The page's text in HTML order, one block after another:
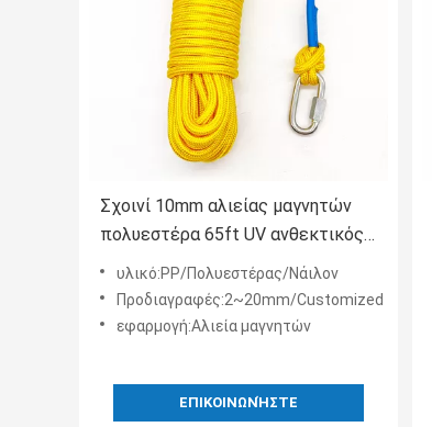
Σχοινί 10mm αλιείας μαγνητών
πολυεστέρα 65ft UV ανθεκτικός
με 2 το κλείσιμο Carabiners
υλικό:PP/Πολυεστέρας/Νάιλον
Προδιαγραφές:2~20mm/Customized
εφαρμογή:Αλιεία μαγνητών
ΕΠΙΚΟΙΝΩΝΉΣΤΕ